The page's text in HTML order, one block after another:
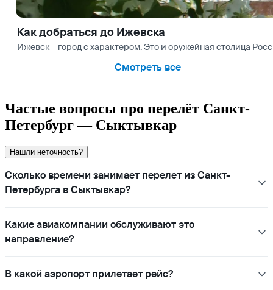
Как добраться до Ижевска
Ижевск – город с характером. Это и оружейная столица
Смотреть все
Частые вопросы про перелёт Санкт-
Петербург — Сыктывкар
Нашли неточность?
Сколько времени занимает перелет из Санкт-
Петербурга в Сыктывкар?
Какие авиакомпании обслуживают это
направление?
В какой аэропорт прилетает рейс?